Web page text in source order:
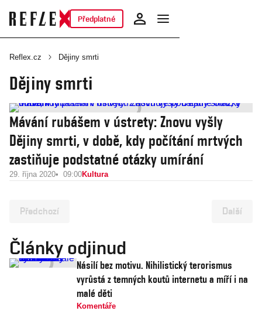
Předplatné
Reflex.cz Dějiny smrti
Dějiny smrti
Mávání rubášem v ústrety: Znovu vyšly
Dějiny smrti, v době, kdy počítání mrtvých
zastiňuje podstatné otázky umírání
29. října 2020 09:00Kultura
Předchozí Další
Články odjinud
Násilí bez motivu. Nihilistický terorismus
vyrůstá z temných koutů internetu a míří i na
malé děti
Komentáře